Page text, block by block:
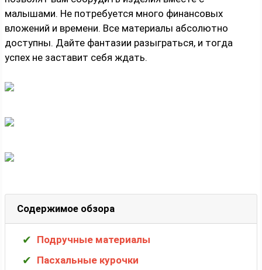
малышами. Не потребуется много финансовых
вложений и времени. Все материалы абсолютно
доступны. Дайте фантазии разыграться, и тогда
успех не заставит себя ждать.
Содержимое обзора
Подручные материалы
Пасхальные курочки